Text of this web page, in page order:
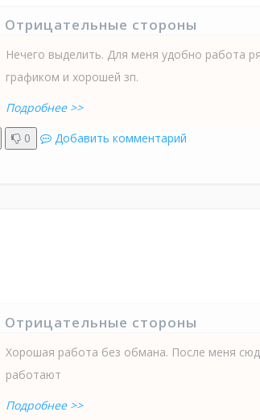
Отрицательные стороны
Нечего выделить. Для меня удобно работа
графиком и хорошей зп.
Подробнее >>
0 Добавить комментарий
Отрицательные стороны
Хорошая работа без обмана. После меня
работают
Подробнее >>